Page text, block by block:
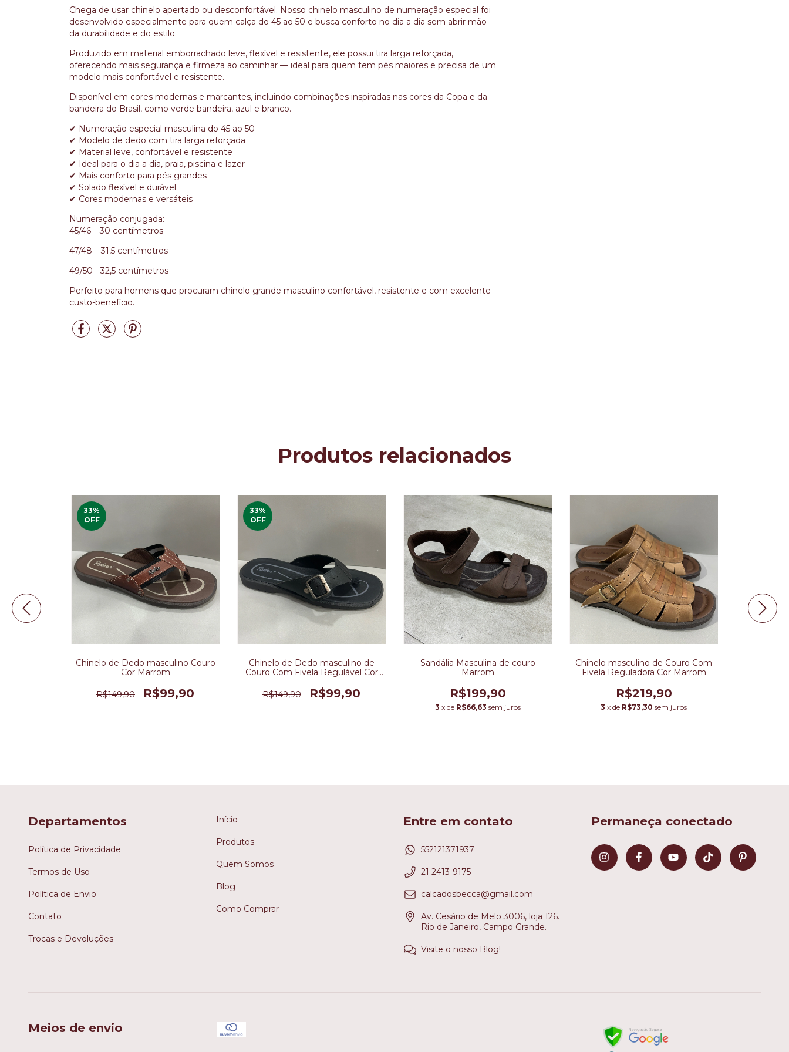
Chega de usar chinelo apertado ou desconfortável. Nosso chinelo masculino de numeração especial foi
desenvolvido especialmente para quem calça do 45 ao 50 e busca conforto no dia a dia sem abrir mão
da durabilidade e do estilo.
Produzido em material emborrachado leve, flexível e resistente, ele possui tira larga reforçada,
oferecendo mais segurança e firmeza ao caminhar — ideal para quem tem pés maiores e precisa de um
modelo mais confortável e resistente.
Disponível em cores modernas e marcantes, incluindo combinações inspiradas nas cores da Copa e da
bandeira do Brasil, como verde bandeira, azul e branco.
✔ Numeração especial masculina do 45 ao 50
✔ Modelo de dedo com tira larga reforçada
✔ Material leve, confortável e resistente
✔ Ideal para o dia a dia, praia, piscina e lazer
✔ Mais conforto para pés grandes
✔ Solado flexível e durável
✔ Cores modernas e versáteis
Numeração conjugada:
45/46 – 30 centímetros
47/48 – 31,5 centímetros
49/50 - 32,5 centímetros
Perfeito para homens que procuram chinelo grande masculino confortável, resistente e com excelente
custo-benefício.
Produtos relacionados
33%
OFF
Chinelo de Dedo masculino Couro
Cor Marrom
R$149,90 R$99,90
33%
OFF
Chinelo de Dedo masculino de
Couro Com Fivela Regulável Cor
R$149,90
R$99,90
Sandália Masculina de couro
Marrom
R$199,90
3 x de R$66,63 sem juros
Chinelo masculino de Couro Com
Fivela Reguladora Cor Marrom
R$219,90
3 x de R$73,30 sem juros
Departamentos
Política de Privacidade
Termos de Uso
Política de Envio
Contato
Trocas e Devoluções
Início
Produtos
Quem Somos
Blog
Como Comprar
Entre em contato
552121371937
21 2413-9175
calcadosbecca@gmail.com
Av. Cesário de Melo 3006, loja 126.
Rio de Janeiro, Campo Grande.
Visite o nosso Blog!
Permaneça conectado
Meios de envio